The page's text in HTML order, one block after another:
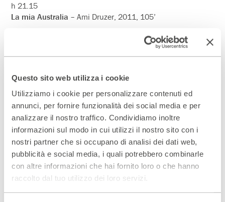
Questo sito web utilizza i cookie
Utilizziamo i cookie per personalizzare contenuti ed
annunci, per fornire funzionalità dei social media e per
analizzare il nostro traffico. Condividiamo inoltre
informazioni sul modo in cui utilizzi il nostro sito con i
nostri partner che si occupano di analisi dei dati web,
pubblicità e social media, i quali potrebbero combinarle
con altre informazioni che hai fornito loro o che hanno
raccolto dal tuo utilizzo dei loro servizi.
h 21.15
La mia Australia – Ami Druzer, 2011, 105’
Negli Anni Sessanta Tadek,10 anni e André, 14 anni, due
fratelli, vivono in un quartiere povero di Varsavia con la loro
madre. I due non sanno niente delle loro origine ebraica. Un
di giovani antisemiti violenti. La madre racconta loro di
essere ebrea, sopravvissuta del Ghetto di Varsavia e
annuncia la partenza della famiglia per l’Australia. In realtà
partono per Israele, dove i due fratelli hanno grandi
difficoltà a integrarsi in una società che non sempre lì
accetta. La storia è ispirata alla vita del regista, d’origine
polacca. Co-produzione israeliano -polacca